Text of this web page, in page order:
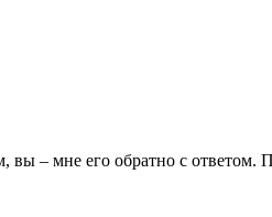
– мне его обратно с